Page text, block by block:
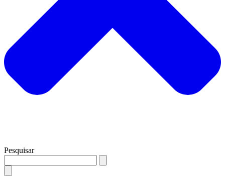
Pesquisar